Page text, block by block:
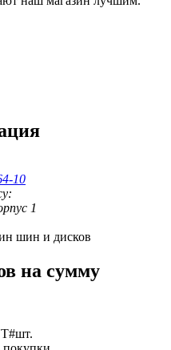
10
1
шин и дисков
на сумму
шт.